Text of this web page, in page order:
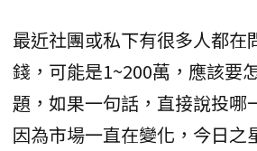
最近社團或私下有很多人都在
錢，可能是1~200萬，應該要
題，如果一句話，直接說投哪
因為市場一直在變化，今日之